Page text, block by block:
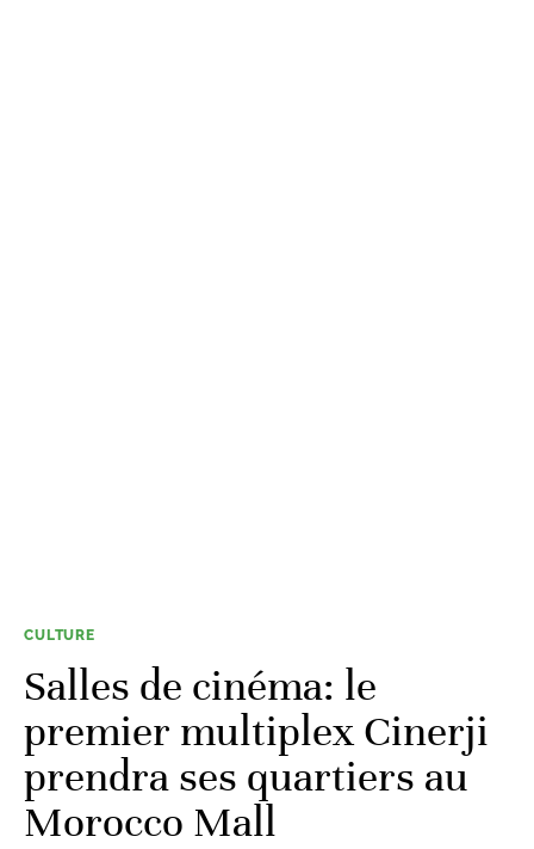
CULTURE
Salles de cinéma: le
premier multiplex Cinerji
prendra ses quartiers au
Morocco Mall